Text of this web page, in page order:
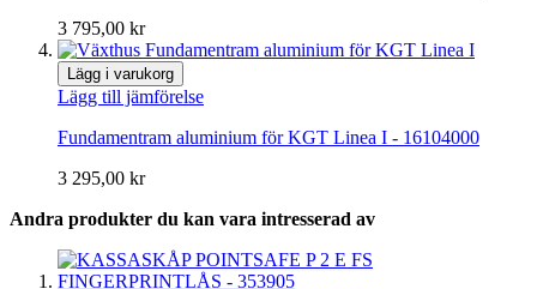
3 795,00 kr
Lägg i varukorg
Lägg till jämförelse
Fundamentram aluminium för KGT Linea I - 16104000
3 295,00 kr
Andra produkter du kan vara intresserad av